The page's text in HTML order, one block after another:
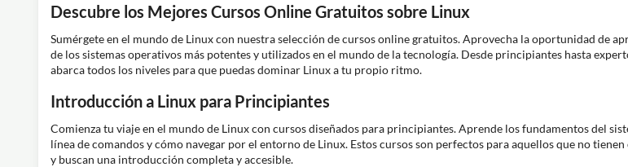
Descubre los Mejores Cursos Online Gratuitos sobre Linux
Sumérgete en el mundo de Linux con nuestra selección de cursos online gratuitos. Aprovecha la oportunidad de
de los sistemas operativos más potentes y utilizados en el mundo de la tecnología. Desde principiantes hasta
abarca todos los niveles para que puedas dominar Linux a tu propio ritmo.
Introducción a Linux para Principiantes
Comienza tu viaje en el mundo de Linux con cursos diseñados para principiantes. Aprende los fundamentos del
línea de comandos y cómo navegar por el entorno de Linux. Estos cursos son perfectos para aquellos que no
y buscan una introducción completa y accesible.